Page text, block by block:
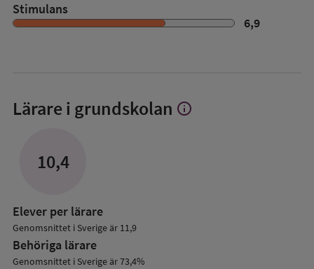
Stimulans
6,9
Lärare i grundskolan Visa
info
10,4
Elever per lärare
Genomsnittet i Sverige är 11,9
Behöriga lärare
Genomsnittet i Sverige är 73,4%